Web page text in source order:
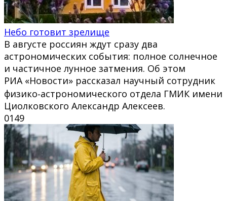
Небо готовит зрелище
В августе россиян ждут сразу два
астрономических события: полное солнечное
и частичное лунное затмения. Об этом
РИА «Новости» рассказал научный сотрудник
физико‑астрономического отдела ГМИК имени
Циолковского Александр Алексеев.
0149